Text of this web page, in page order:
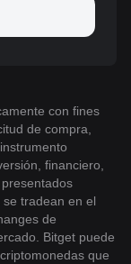
con fines
de compra,
financiero,
tradean en el
de
Bitget puede
que